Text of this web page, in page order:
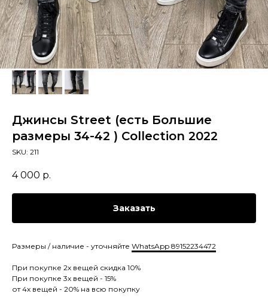
Джинсы Street (есть Большие
размеры 34-42 ) Collection 2022
SKU: 211
4 000 р.
Заказать
Размеры / наличие - уточняйте WhatsApp 89152234472
При покупке 2х вещей скидка 10%
При покупке 3х вещей - 15%
от 4х вещей - 20% на всю покупку